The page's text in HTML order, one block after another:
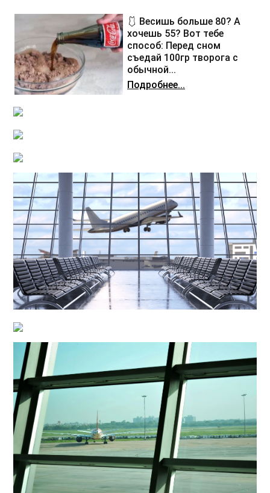
🩱 Весишь больше 80? А
хочешь 55? Вот тебе
способ: Перед сном
съедай 100гр творога с
обычной...
Подробнее...